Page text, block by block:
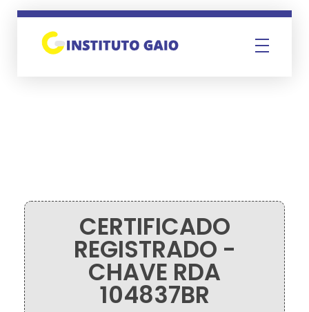
CERTIFICADO
REGISTRADO -
CHAVE RDA
104837BR